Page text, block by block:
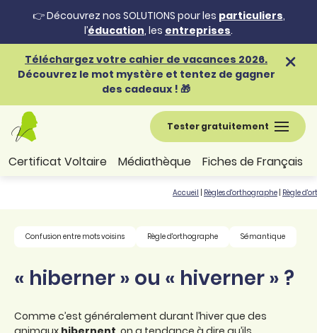
👉 Découvrez nos SOLUTIONS pour les particuliers,
l’éducation, les entreprises.
Téléchargez votre cahier de vacances 2026.
Découvrez le mot mystère et tentez de gagner
des cadeaux ! 🎁
Tester gratuitement
Certificat Voltaire Médiathèque Fiches de Français
Accueil Règles d'orthographe Règle
Confusion entre mots voisins Règle d'orthographe Sémantique
« hiberner » ou « hiverner » ?
Comme c’est généralement durant l’hiver que des